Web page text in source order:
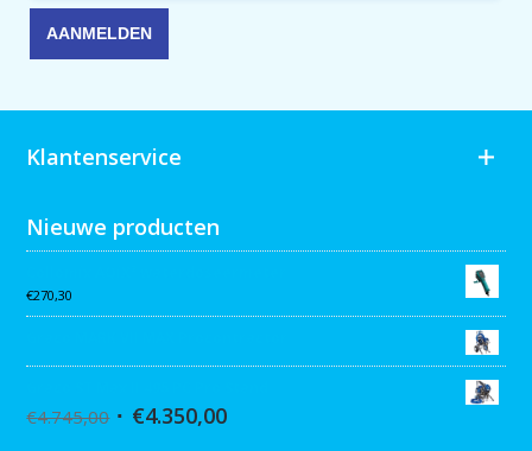
Klantenservice
Nieuwe producten
€270,30
€4.745,00 €4.350,00